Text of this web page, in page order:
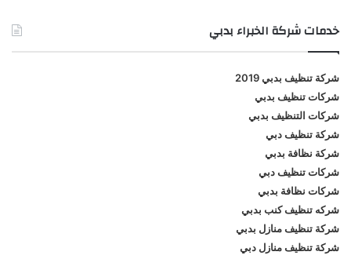
خدمات شركة الخبراء بدبي
شركة تنظيف بدبي 2019
شركات تنظيف بدبي
شركات التنظيف بدبي
شركة تنظيف دبي
شركة نظافة بدبي
شركات تنظيف دبي
شركات نظافة بدبي
شركه تنظيف كنب بدبي
شركة تنظيف منازل بدبي
شركة تنظيف منازل دبي